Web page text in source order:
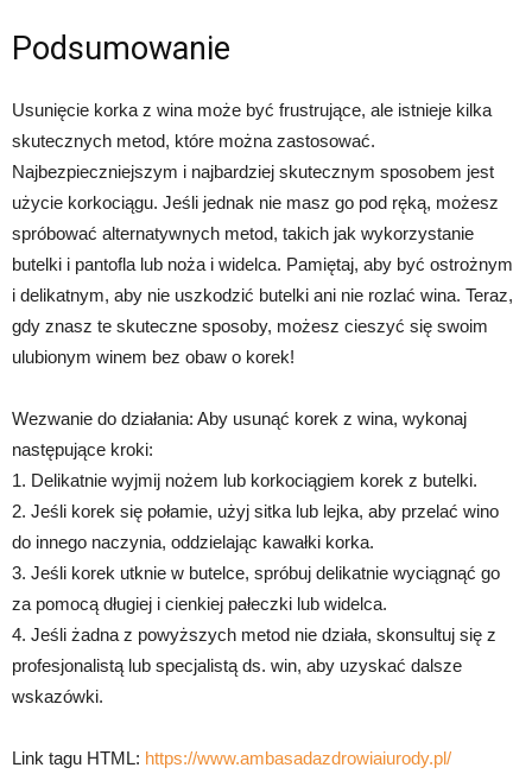
Podsumowanie
Usunięcie korka z wina może być frustrujące, ale istnieje kilka
skutecznych metod, które można zastosować.
Najbezpieczniejszym i najbardziej skutecznym sposobem jest
użycie korkociągu. Jeśli jednak nie masz go pod ręką, możesz
spróbować alternatywnych metod, takich jak wykorzystanie
butelki i pantofla lub noża i widelca. Pamiętaj, aby być ostrożnym
i delikatnym, aby nie uszkodzić butelki ani nie rozlać wina. Teraz,
gdy znasz te skuteczne sposoby, możesz cieszyć się swoim
ulubionym winem bez obaw o korek!
Wezwanie do działania: Aby usunąć korek z wina, wykonaj
następujące kroki:
1. Delikatnie wyjmij nożem lub korkociągiem korek z butelki.
2. Jeśli korek się połamie, użyj sitka lub lejka, aby przelać wino
do innego naczynia, oddzielając kawałki korka.
3. Jeśli korek utknie w butelce, spróbuj delikatnie wyciągnąć go
za pomocą długiej i cienkiej pałeczki lub widelca.
4. Jeśli żadna z powyższych metod nie działa, skonsultuj się z
profesjonalistą lub specjalistą ds. win, aby uzyskać dalsze
wskazówki.
Link tagu HTML: https://www.ambasadazdrowiaiurody.pl/